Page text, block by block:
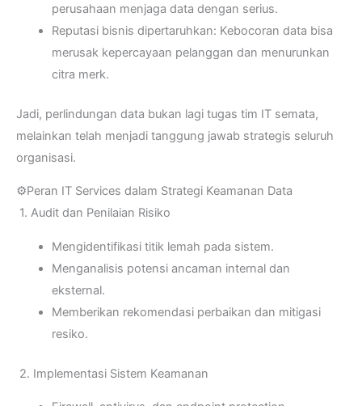
perusahaan menjaga data dengan serius.
Reputasi bisnis dipertaruhkan: Kebocoran data bisa
merusak kepercayaan pelanggan dan menurunkan
citra merk.
Jadi, perlindungan data bukan lagi tugas tim IT semata,
melainkan telah menjadi tanggung jawab strategis seluruh
organisasi.
⚙️Peran IT Services dalam Strategi Keamanan Data
1. Audit dan Penilaian Risiko
Mengidentifikasi titik lemah pada sistem.
Menganalisis potensi ancaman internal dan
eksternal.
Memberikan rekomendasi perbaikan dan mitigasi
resiko.
2. Implementasi Sistem Keamanan